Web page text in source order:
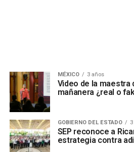
MÉXICO 3 años
Video de la maestra
mañanera ¿real o
GOBIERNO DEL ESTADO
SEP reconoce a
estrategia contra